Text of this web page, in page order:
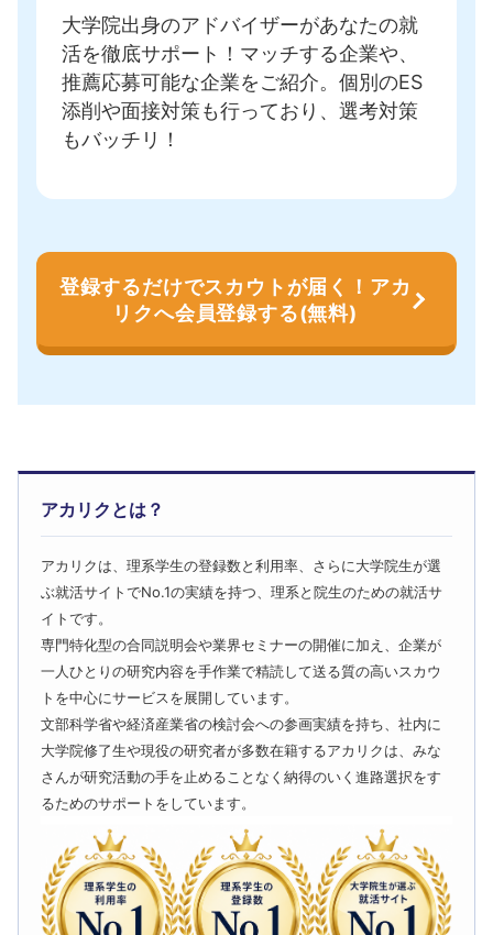
大学院出身のアドバイザーがあなたの就
活を徹底サポート！ マッチする企業や、
推薦応募可能な企業をご紹介。個別のES
添削や面接対策も行っており、選考対策
もバッチリ！
登録するだけでスカウトが届く！アカ
リクへ会員登録する(無料)
アカリクとは？
アカリクは、理系学生の登録数と利用率、さらに大学院生が選
ぶ就活サイトでNo.1の実績を持つ、理系と院生のための就活サ
イトです。
専門特化型の合同説明会や業界セミナーの開催に加え、企業が
一人ひとりの研究内容を手作業で精読して送る質の高いスカウ
トを中心にサービスを展開しています。
文部科学省や経済産業省の検討会への参画実績を持ち、社内に
大学院修了生や現役の研究者が多数在籍するアカリクは、みな
さんが研究活動の手を止めることなく納得のいく進路選択をす
るためのサポートをしています。